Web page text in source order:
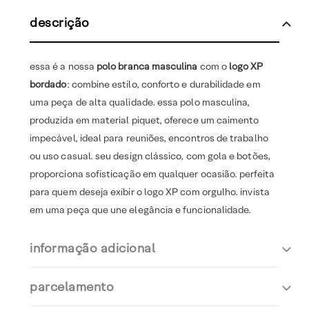
descrição
essa é a nossa polo branca masculina com o logo XP
bordado: combine estilo, conforto e durabilidade em
uma peça de alta qualidade. essa polo masculina,
produzida em material piquet, oferece um caimento
impecável, ideal para reuniões, encontros de trabalho
ou uso casual. seu design clássico, com gola e botões,
proporciona sofisticação em qualquer ocasião. perfeita
para quem deseja exibir o logo XP com orgulho. invista
em uma peça que une elegância e funcionalidade.
informação adicional
parcelamento